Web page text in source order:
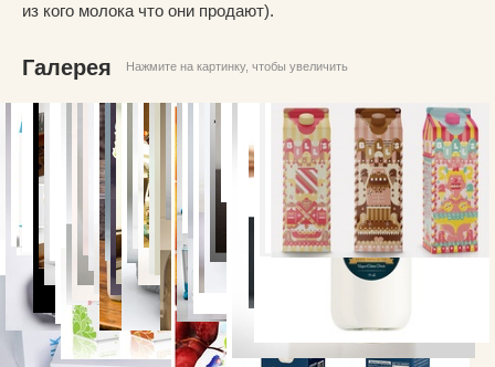
из кого молока что они продают).
Галерея Нажмите на картинку, чтобы увеличить
И как бонус, песенка фанатов молока: